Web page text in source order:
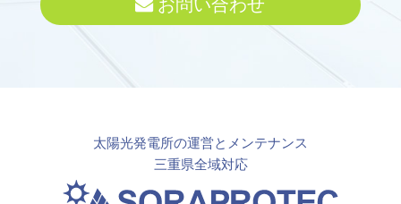
お問い合わせ
太陽光発電所の運営とメンテナンス
三重県全域対応